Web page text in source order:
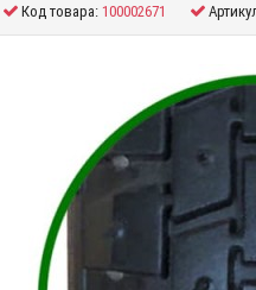
Код товара:100002671